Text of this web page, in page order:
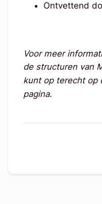
Ontvettend
Voor meer
de structuren van
kunt op terecht op
pagina.